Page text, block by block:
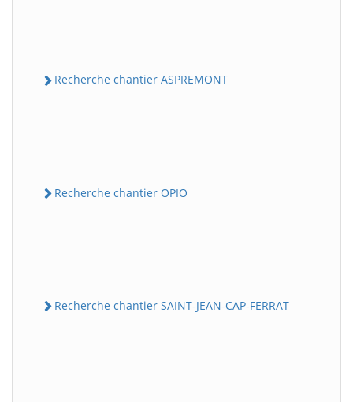
Recherche chantier ASPREMONT
Recherche chantier OPIO
Recherche chantier SAINT-JEAN-CAP-FERRAT